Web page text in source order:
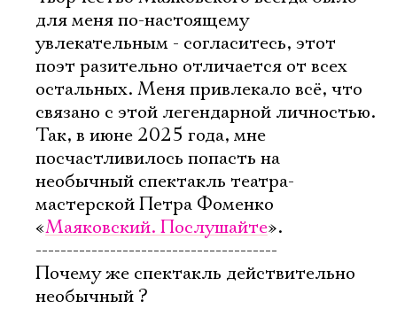
для меня по-настоящему
увлекательным - согласитесь, этот
поэт разительно отличается от всех
остальных. Меня привлекало всё, что
связано с этой легендарной личностью.
Так, в июне 2025 года, мне
посчастливилось попасть на
необычный спектакль театра-
мастерской Петра Фоменко
«Маяковский. Послушайте».
---------------------------------------
Почему же спектакль действительно
необычный ?